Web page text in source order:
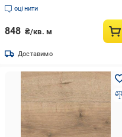
оцінити
848 ₴/кв. м
Доставимо